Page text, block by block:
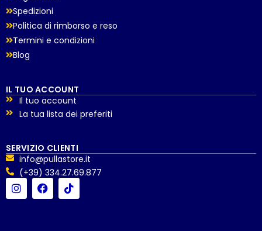
Spedizioni
Politica di rimborso e reso
Termini e condizioni
Blog
IL TUO ACCOUNT
Il tuo account
La tua lista dei preferiti
SERVIZIO CLIENTI
info@pullastore.it
(+39) 334.27.69.877